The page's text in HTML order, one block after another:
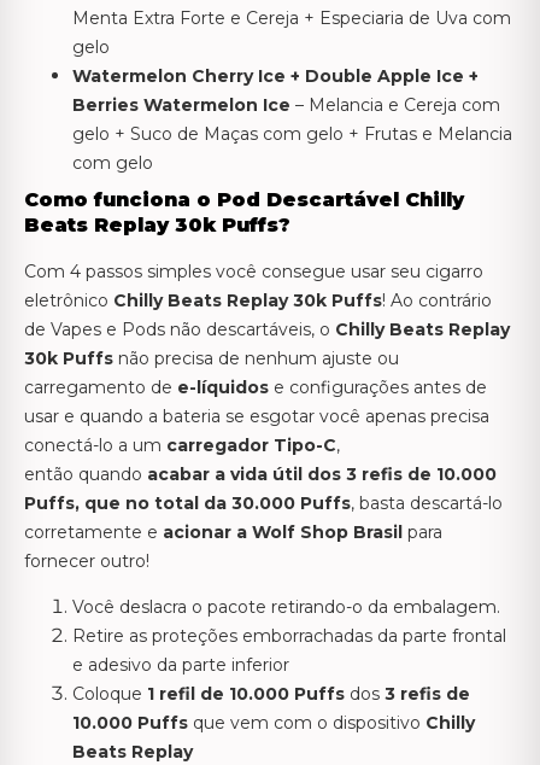
Menta Extra Forte e Cereja + Especiaria de Uva com
gelo
Watermelon Cherry Ice + Double Apple Ice +
Berries Watermelon Ice – Melancia e Cereja com
gelo + Suco de Maças com gelo + Frutas e Melancia
com gelo
Como funciona o Pod Descartável Chilly
Beats Replay 30k Puffs?
Com 4 passos simples você consegue usar seu cigarro
eletrônico Chilly Beats Replay 30k Puffs! Ao contrário
de Vapes e Pods não descartáveis, o Chilly Beats Replay
30k Puffs não precisa de nenhum ajuste ou
carregamento de e-líquidos e configurações antes de
usar e quando a bateria se esgotar você apenas precisa
conectá-lo a um carregador Tipo-C,
então quando acabar a vida útil dos 3 refis de 10.000
Puffs, que no total da 30.000 Puffs, basta descartá-lo
corretamente e acionar a Wolf Shop Brasil para
fornecer outro!
Você deslacra o pacote retirando-o da embalagem.
Retire as proteções emborrachadas da parte frontal
e adesivo da parte inferior
Coloque 1 refil de 10.000 Puffs dos 3 refis de
10.000 Puffs que vem com o dispositivo Chilly
Beats Replay